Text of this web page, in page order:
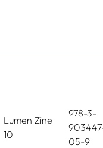
Lumen Zine
10
978-3-
05-9